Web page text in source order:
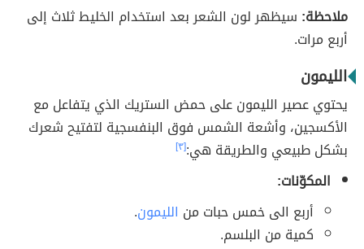
ملاحظة: سيظهر لون الشعر بعد استخدام الخليط ثلاث إلى
أربع مرات.
الليمون
يحتوي عصير الليمون على حمض الستريك الذي يتفاعل مع
الأكسجين، وأشعة الشمس فوق البنفسجية لتفتيح شعرك
بشكل طبيعي والطريقة هي:[٣]
المكوّنات:
أربع الى خمس حبات من الليمون.
كمية من البلسم.